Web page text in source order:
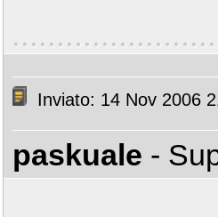
Inviato: 14 Nov 2006
paskuale -